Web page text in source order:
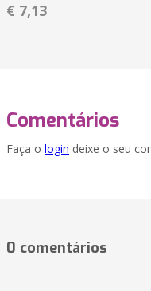
€ 7,13
Comentários
Faça o login deixe o seu
0 comentários